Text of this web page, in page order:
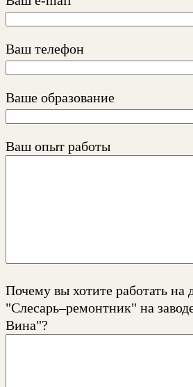
Ваш телефон
Ваше образование
Ваш опыт работы
Почему вы хотите работать на
"Слесарь–ремонтник" на
Вина"?